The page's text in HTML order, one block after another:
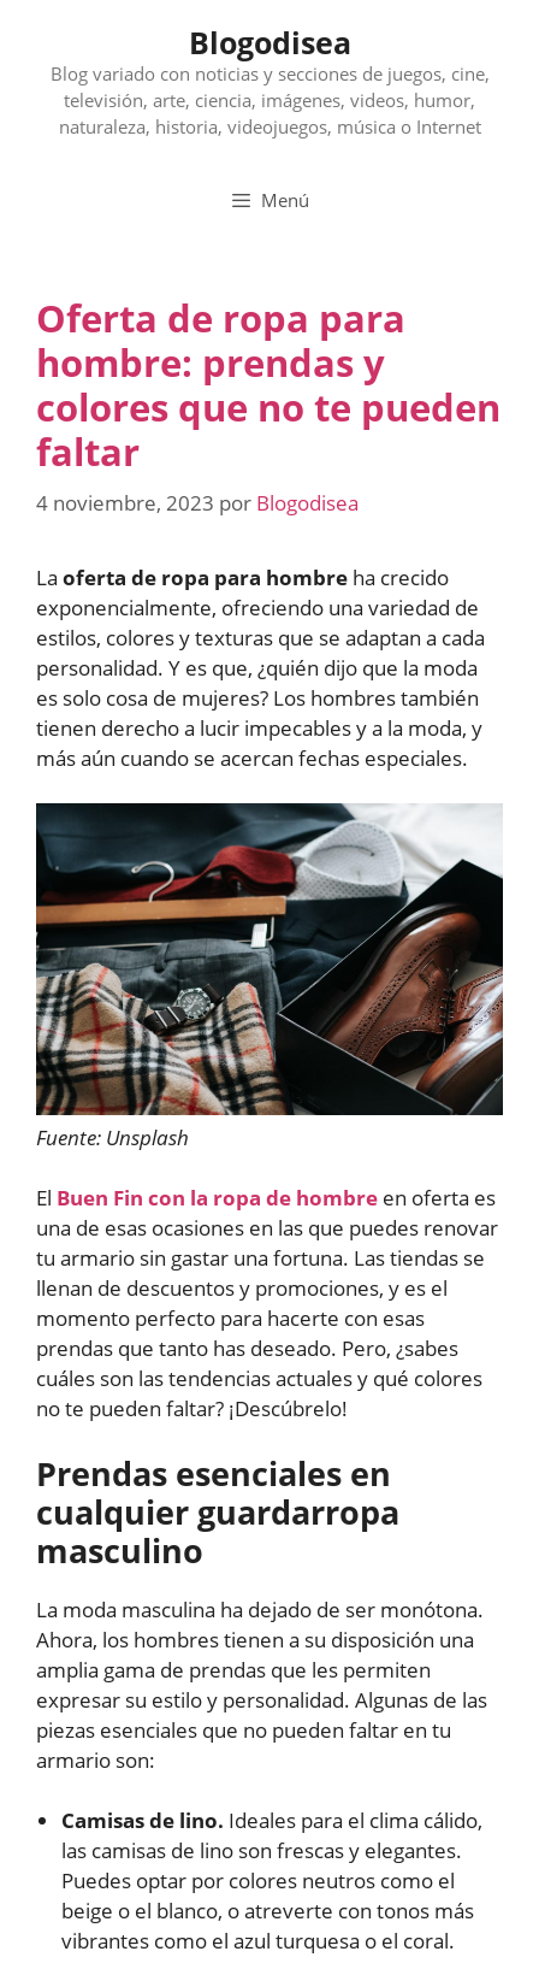
contenido
Blogodisea
Blog variado con noticias y secciones de juegos, cine,
televisión, arte, ciencia, imágenes, videos, humor,
naturaleza, historia, videojuegos, música o Internet
Menú
Oferta de ropa para
hombre: prendas y
colores que no te pueden
faltar
4 noviembre, 2023 por Blogodisea
La oferta de ropa para hombre ha crecido
exponencialmente, ofreciendo una variedad de
estilos, colores y texturas que se adaptan a cada
personalidad. Y es que, ¿quién dijo que la moda
es solo cosa de mujeres? Los hombres también
tienen derecho a lucir impecables y a la moda, y
más aún cuando se acercan fechas especiales.
Fuente: Unsplash
El Buen Fin con la ropa de hombre en oferta es
una de esas ocasiones en las que puedes renovar
tu armario sin gastar una fortuna. Las tiendas se
llenan de descuentos y promociones, y es el
momento perfecto para hacerte con esas
prendas que tanto has deseado. Pero, ¿sabes
cuáles son las tendencias actuales y qué colores
no te pueden faltar? ¡Descúbrelo!
Prendas esenciales en
cualquier guardarropa
masculino
La moda masculina ha dejado de ser monótona.
Ahora, los hombres tienen a su disposición una
amplia gama de prendas que les permiten
expresar su estilo y personalidad. Algunas de las
piezas esenciales que no pueden faltar en tu
armario son:
Camisas de lino. Ideales para el clima cálido,
las camisas de lino son frescas y elegantes.
Puedes optar por colores neutros como el
beige o el blanco, o atreverte con tonos más
vibrantes como el azul turquesa o el coral.